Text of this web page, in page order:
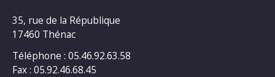
35, rue de la République
17460 Thénac
Téléphone : 05.46.92.63.58
Fax : 05.92.46.68.45